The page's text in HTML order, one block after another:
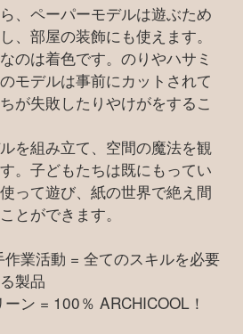
、ペーパーモデルは遊ぶため
、部屋の装飾にも使えます。
のは着色です。のりやハサミ
モデルは事前にカットされて
が失敗したりやけがをするこ
を組み立て、空間の魔法を観
。子どもたちは既にもってい
って遊び、紙の世界で絶え間
とができます。
業活動 = 全てのスキルを必要
製品
ン = 100％ ARCHICOOL！